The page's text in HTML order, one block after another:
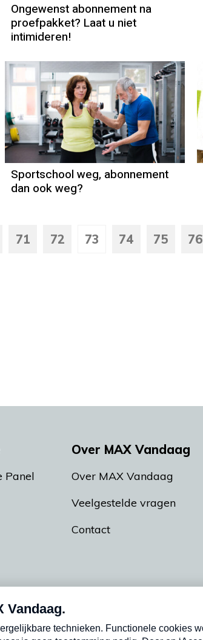
Ongewenst abonnement na
proefpakket? Laat u niet
intimideren!
Column
Jeanine Janssen
Sportschool weg, abonnement
dan ook weg?
71 72 73 74 75 76
Panel
Over MAX Vandaag
Over MAX Vandaag
Veelgestelde vragen
Contact